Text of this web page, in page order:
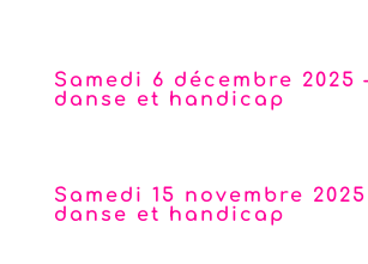
Samedi 6 décembre 2025
danse et handicap
Samedi 15 novembre
danse et handicap